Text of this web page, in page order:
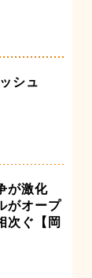
シュ
が激化
がオープ
次ぐ【岡